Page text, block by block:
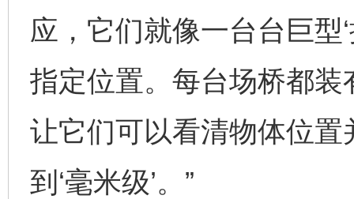
应，它们就像一台台巨型
指定位置。每台场桥都
让它们可以看清物体位
到‘毫米级’。”